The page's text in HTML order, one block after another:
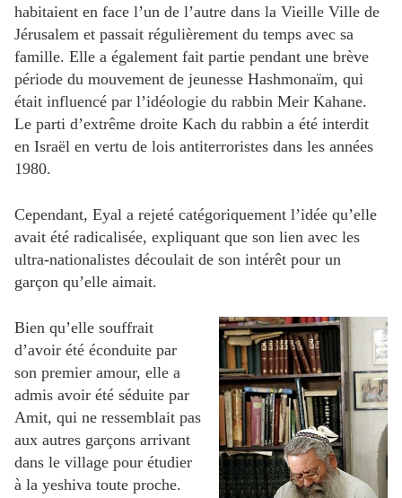
habitaient en face l’un de l’autre dans la Vieille Ville de
Jérusalem et passait régulièrement du temps avec sa
famille. Elle a également fait partie pendant une brève
période du mouvement de jeunesse Hashmonaïm, qui
était influencé par l’idéologie du rabbin Meir Kahane.
Le parti d’extrême droite Kach du rabbin a été interdit
en Israël en vertu de lois antiterroristes dans les années
1980.
Cependant, Eyal a rejeté catégoriquement l’idée qu’elle
avait été radicalisée, expliquant que son lien avec les
ultra-nationalistes découlait de son intérêt pour un
garçon qu’elle aimait.
Bien qu’elle souffrait
d’avoir été éconduite par
son premier amour, elle a
admis avoir été séduite par
Amit, qui ne ressemblait pas
aux autres garçons arrivant
dans le village pour étudier
à la yeshiva toute proche.